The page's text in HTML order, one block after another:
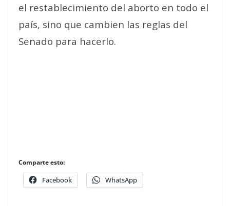
el restablecimiento del aborto en todo el
país, sino que cambien las reglas del
Senado para hacerlo.
Comparte esto:
Facebook WhatsApp